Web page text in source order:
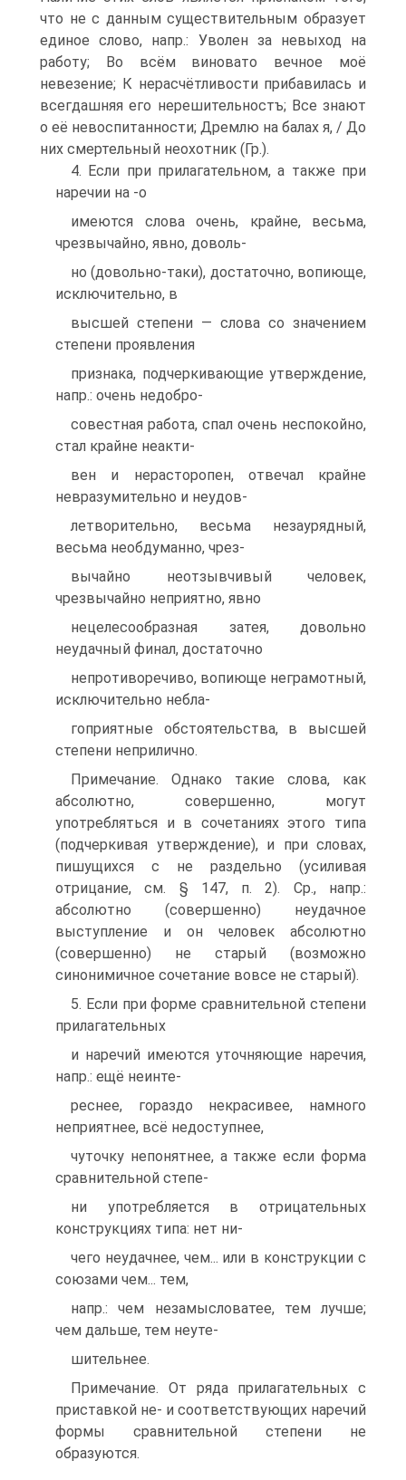
что не с данным существительным образует
единое слово, напр.: Уволен за невыход на
работу; Во всём виновато вечное моё
невезение; К нерасчётливости прибавилась и
всегдашняя его нерешительностъ; Все знают
о её невоспитанности; Дремлю на балах я, / До
них смертельный неохотник (Гр.).
4. Если при прилагательном, а также при
наречии на -о
имеются слова очень, крайне, весьма,
чрезвычайно, явно, доволь-
но (довольно-таки), достаточно, вопиюще,
исключительно, в
высшей степени — слова со значением
степени проявления
признака, подчеркивающие утверждение,
напр.: очень недобро-
совестная работа, спал очень неспокойно,
стал крайне неакти-
вен и нерасторопен, отвечал крайне
невразумительно и неудов-
летворительно, весьма незаурядный,
весьма необдуманно, чрез-
вычайно неотзывчивый человек,
чрезвычайно неприятно, явно
нецелесообразная затея, довольно
неудачный финал, достаточно
непротиворечиво, вопиюще неграмотный,
исключительно небла-
гоприятные обстоятельства, в высшей
степени неприлично.
Примечание. Однако такие слова, как
абсолютно, совершенно, могут
употребляться и в сочетаниях этого типа
(подчеркивая утверждение), и при словах,
пишущихся с не раздельно (усиливая
отрицание, см. § 147, п. 2). Ср., напр.:
абсолютно (совершенно) неудачное
выступление и он человек абсолютно
(совершенно) не старый (возможно
синонимичное сочетание вовсе не старый).
5. Если при форме сравнительной степени
прилагательных
и наречий имеются уточняющие наречия,
напр.: ещё неинте-
реснее, гораздо некрасивее, намного
неприятнее, всё недоступнее,
чуточку непонятнее, а также если форма
сравнительной степе-
ни употребляется в отрицательных
конструкциях типа: нет ни-
чего неудачнее, чем... или в конструкции с
союзами чем... тем,
напр.: чем незамысловатее, тем лучше;
чем дальше, тем неуте-
шительнее.
Примечание. От ряда прилагательных с
приставкой не- и соответствующих наречий
формы сравнительной степени не
образуются.